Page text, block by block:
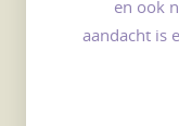
en ook
aandacht is